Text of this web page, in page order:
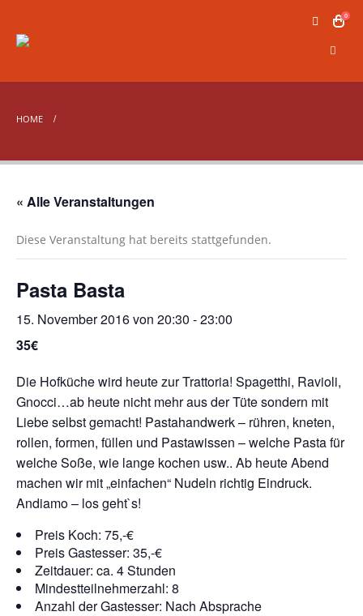
0
HOME
« Alle Veranstaltungen
Diese Veranstaltung hat bereits stattgefunden.
Pasta Basta
15. November 2016 von 20:30 -23:00
35€
Die Hofküche wird heute zur Trattoria! Spagetthi, Ravioli,
Gnocci…ab heute nicht mehr aus der Tüte sondern mit
Liebe selbst gemacht! Pastahandwerk – rühren, kneten,
rollen, formen, füllen und Pastawissen – welche Pasta für
welche Soße, wie lange kochen usw.. Ab heute Abend
machen wir mit „einfachen“ Nudeln richtig Eindruck.
Andiamo – los geht`s!
Preis Koch: 75,-€
Preis Gastesser: 35,-€
Zeitdauer: ca. 4 Stunden
Mindestteilnehmerzahl: 8
Anzahl der Gastesser: Nach Absprache